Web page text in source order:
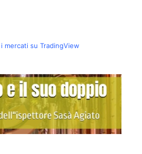
mercati su TradingView